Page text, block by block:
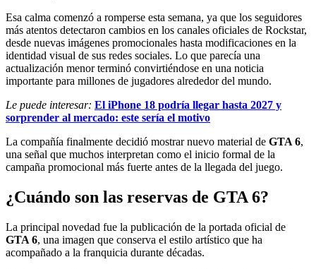
Esa calma comenzó a romperse esta semana, ya que los seguidores
más atentos detectaron cambios en los canales oficiales de Rockstar,
desde nuevas imágenes promocionales hasta modificaciones en la
identidad visual de sus redes sociales. Lo que parecía una
actualización menor terminó convirtiéndose en una noticia
importante para millones de jugadores alrededor del mundo.
Le puede interesar: El iPhone 18 podría llegar hasta 2027 y
sorprender al mercado: este sería el motivo
La compañía finalmente decidió mostrar nuevo material de GTA 6,
una señal que muchos interpretan como el inicio formal de la
campaña promocional más fuerte antes de la llegada del juego.
¿Cuándo son las reservas de GTA 6?
La principal novedad fue la publicación de la portada oficial de
GTA 6, una imagen que conserva el estilo artístico que ha
acompañado a la franquicia durante décadas.